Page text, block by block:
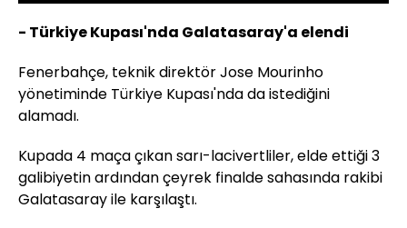
- Türkiye Kupası'nda Galatasaray'a elendi
Fenerbahçe, teknik direktör Jose Mourinho
yönetiminde Türkiye Kupası'nda da istediğini
alamadı.
Kupada 4 maça çıkan sarı-lacivertliler, elde ettiği 3
galibiyetin ardından çeyrek finalde sahasında rakibi
Galatasaray ile karşılaştı.